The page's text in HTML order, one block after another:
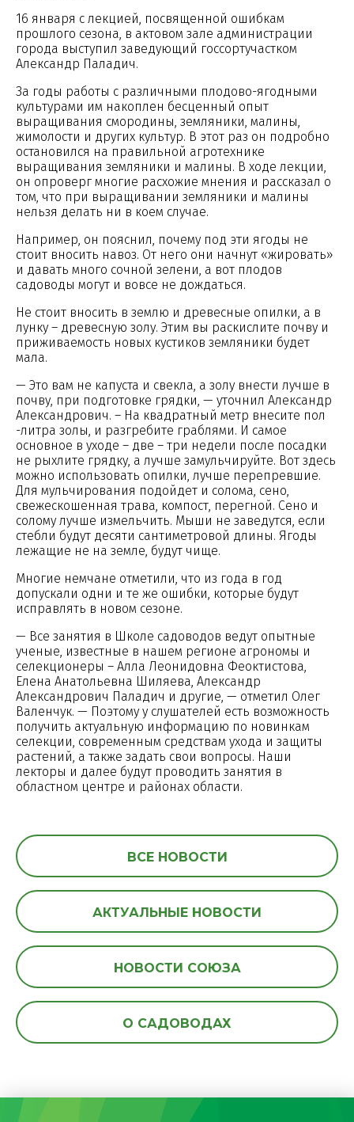
16 января с лекцией, посвященной ошибкам
прошлого сезона, в актовом зале администрации
города выступил заведующий госсортучастком
Александр Паладич.
За годы работы с различными плодово-ягодными
культурами им накоплен бесценный опыт
выращивания смородины, земляники, малины,
жимолости и других культур. В этот раз он подробно
остановился на правильной агротехнике
выращивания земляники и малины. В ходе лекции,
он опроверг многие расхожие мнения и рассказал о
том, что при выращивании земляники и малины
нельзя делать ни в коем случае.
Например, он пояснил, почему под эти ягоды не
стоит вносить навоз. От него они начнут «жировать»
и давать много сочной зелени, а вот плодов
садоводы могут и вовсе не дождаться.
Не стоит вносить в землю и древесные опилки, а в
лунку – древесную золу. Этим вы раскислите почву и
приживаемость новых кустиков земляники будет
мала.
— Это вам не капуста и свекла, а золу внести лучше в
почву, при подготовке грядки, — уточнил Александр
Александрович. – На квадратный метр внесите пол
-литра золы, и разгребите граблями. И самое
основное в уходе – две – три недели после посадки
не рыхлите грядку, а лучше замульчируйте. Вот здесь
можно использовать опилки, лучше перепревшие.
Для мульчирования подойдет и солома, сено,
свежескошенная трава, компост, перегной. Сено и
солому лучше измельчить. Мыши не заведутся, если
стебли будут десяти сантиметровой длины. Ягоды
лежащие не на земле, будут чище.
Многие немчане отметили, что из года в год
допускали одни и те же ошибки, которые будут
исправлять в новом сезоне.
— Все занятия в Школе садоводов ведут опытные
ученые, известные в нашем регионе агрономы и
селекционеры – Алла Леонидовна Феоктистова,
Елена Анатольевна Шиляева, Александр
Александрович Паладич и другие, — отметил Олег
Валенчук. — Поэтому у слушателей есть возможность
получить актуальную информацию по новинкам
селекции, современным средствам ухода и защиты
растений, а также задать свои вопросы. Наши
лекторы и далее будут проводить занятия в
областном центре и районах области.
ВСЕ НОВОСТИ
АКТУАЛЬНЫЕ НОВОСТИ
НОВОСТИ СОЮЗА
О САДОВОДАХ